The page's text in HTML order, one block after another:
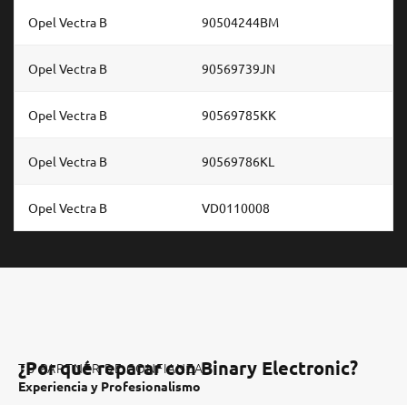
Opel Vectra B 90504244BM
Opel Vectra B 90569739JN
Opel Vectra B 90569785KK
Opel Vectra B 90569786KL
Opel Vectra B VD0110008
TU PARTNER DE CONFIANZA
¿Por qué reparar con Binary Electronic?
Experiencia y Profesionalismo